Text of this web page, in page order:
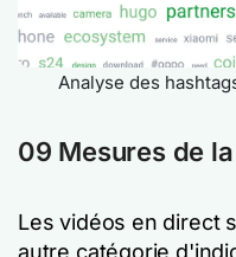
Analyse des
09 Mesures de
Les vidéos en direct